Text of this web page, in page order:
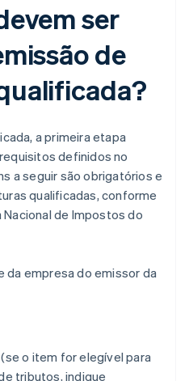
ser
de
a primeira etapa
definidos no
a seguir são obrigatórios e
qualificadas, conforme
de Impostos do
da empresa do emissor da
o item for elegível para
tributos, indique